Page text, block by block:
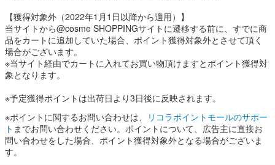
【獲得対象外（2022年1月1日以降から適用）】
当サイトから@cosme SHOPPINGサイトに遷移する前に、すでに商
品をカートに追加していた場合、ポイント獲得対象外とさせて頂く
場合がございます。
※当サイト経由でカートに入れてお買い物頂けますとポイント獲得対
象となります。
※予定獲得ポイントは出荷日より3日後に反映されます。
※ポイントに関するお問い合わせは、
リコラポイントモールのサポー
ト までお問い合わせください。ポイントについて、広告主に直接お
問い合わせをした場合、ポイント獲得対象外となる場合がございま
す。